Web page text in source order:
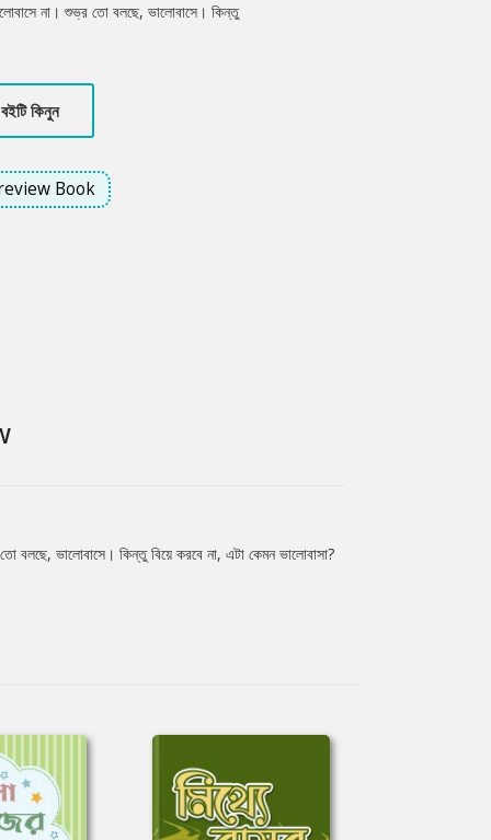
না। শুভ্র তো বলছে, ভালোবাসে। কিন্তু
অচেনা দূয়ার.......
বইটি কিনুন
Book
বলছে, ভালোবাসে। কিন্তু বিয়ে করবে না, এটা কেমন ভালোবাসা?